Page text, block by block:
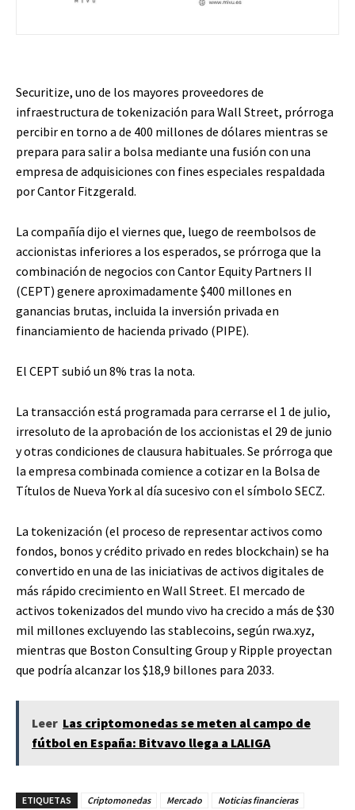
Securitize, uno de los mayores proveedores de
infraestructura de tokenización para Wall Street, prórroga
percibir en torno a de 400 millones de dólares mientras se
prepara para salir a bolsa mediante una fusión con una
empresa de adquisiciones con fines especiales respaldada
por Cantor Fitzgerald.
La compañía dijo el viernes que, luego de reembolsos de
accionistas inferiores a los esperados, se prórroga que la
combinación de negocios con Cantor Equity Partners II
(CEPT) genere aproximadamente $400 millones en
ganancias brutas, incluida la inversión privada en
financiamiento de hacienda privado (PIPE).
El CEPT subió un 8% tras la nota.
La transacción está programada para cerrarse el 1 de julio,
irresoluto de la aprobación de los accionistas el 29 de junio
y otras condiciones de clausura habituales. Se prórroga que
la empresa combinada comience a cotizar en la Bolsa de
Títulos de Nueva York al día sucesivo con el símbolo SECZ.
La tokenización (el proceso de representar activos como
fondos, bonos y crédito privado en redes blockchain) se ha
convertido en una de las iniciativas de activos digitales de
más rápido crecimiento en Wall Street. El mercado de
activos tokenizados del mundo vivo ha crecido a más de $30
mil millones excluyendo las stablecoins, según rwa.xyz,
mientras que Boston Consulting Group y Ripple proyectan
que podría alcanzar los $18,9 billones para 2033.
Leer Las criptomonedas se meten al campo de
fútbol en España: Bitvavo llega a LALIGA
ETIQUETAS Criptomonedas Mercado Noticias financieras